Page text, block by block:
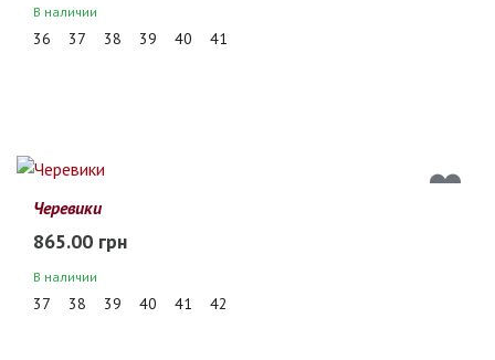
В наличии
36 37 38 39 40 41
Черевики
865.00 грн
В наличии
37 38 39 40 41 42